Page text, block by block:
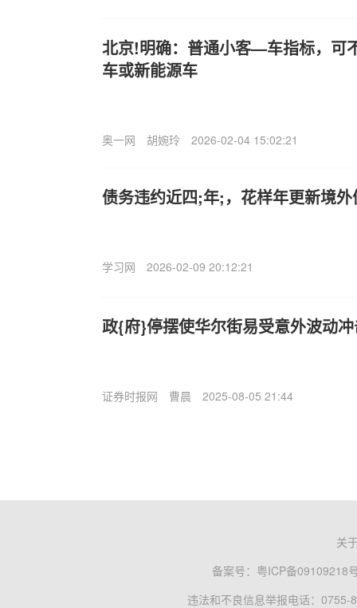
北京!明确：普通小客—车指标，可
车或新能源车
奥一网 胡婉玲 2026-02-04 15:02:21
债务违约近四;年;，花样年更新境
学习网 2026-02-09 20:12:21
政{府}停摆使华尔街易受意外波动
证券时报网 曹晨 2025-08-05 21:44
关
备案号： 粤ICP备09109218
违法和不良信息举报电话：0755-